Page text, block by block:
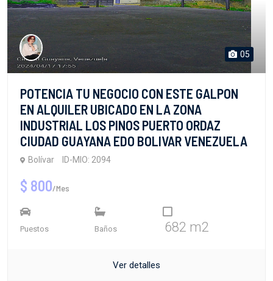
05
POTENCIA TU NEGOCIO CON ESTE GALPON
EN ALQUILER UBICADO EN LA ZONA
INDUSTRIAL LOS PINOS PUERTO ORDAZ
CIUDAD GUAYANA EDO BOLIVAR VENEZUELA
Bolívar ID-MIO: 2094
$ 800/Mes
Puestos Baños 682 m2
Ver detalles